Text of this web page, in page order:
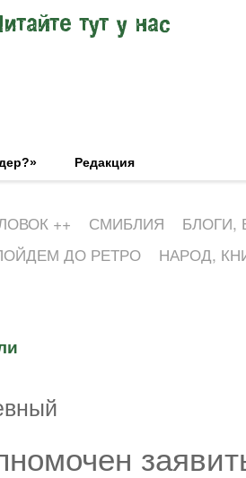
тут у нас
Редакция
++ СМИБЛИЯ БЛОГИ,
ДО РЕТРО
НАРОД,